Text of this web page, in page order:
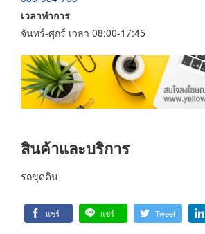
เวลาทำการ
จันทร์-ศุกร์ เวลา 08:00-17:45
สินค้าและบริการ
รถขุดดิน
แชร์ แชร์ Tweet